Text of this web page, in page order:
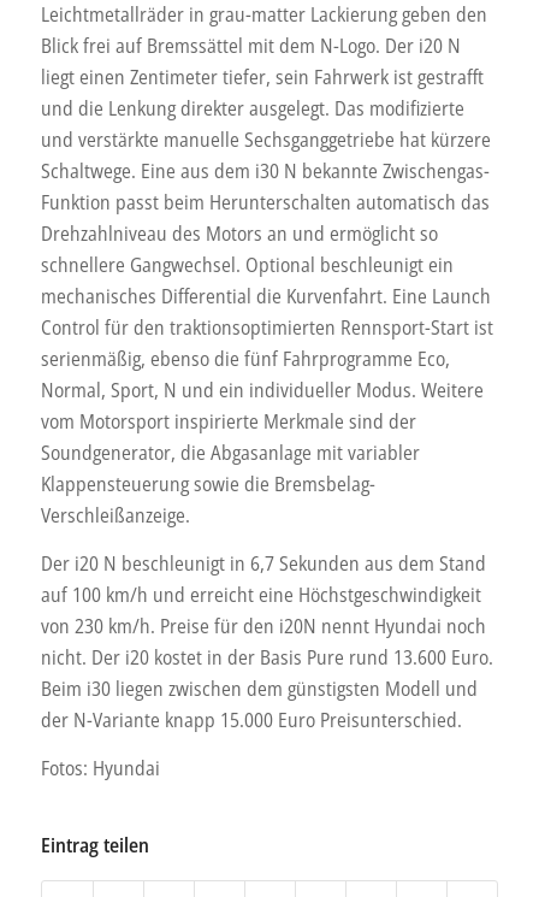
Leichtmetallräder in grau-matter Lackierung geben den
Blick frei auf Bremssättel mit dem N-Logo. Der i20 N
liegt einen Zentimeter tiefer, sein Fahrwerk ist gestrafft
und die Lenkung direkter ausgelegt. Das modifizierte
und verstärkte manuelle Sechsganggetriebe hat kürzere
Schaltwege. Eine aus dem i30 N bekannte Zwischengas-
Funktion passt beim Herunterschalten automatisch das
Drehzahlniveau des Motors an und ermöglicht so
schnellere Gangwechsel. Optional beschleunigt ein
mechanisches Differential die Kurvenfahrt. Eine Launch
Control für den traktionsoptimierten Rennsport-Start ist
serienmäßig, ebenso die fünf Fahrprogramme Eco,
Normal, Sport, N und ein individueller Modus. Weitere
vom Motorsport inspirierte Merkmale sind der
Soundgenerator, die Abgasanlage mit variabler
Klappensteuerung sowie die Bremsbelag-
Verschleißanzeige.
Der i20 N beschleunigt in 6,7 Sekunden aus dem Stand
auf 100 km/h und erreicht eine Höchstgeschwindigkeit
von 230 km/h. Preise für den i20N nennt Hyundai noch
nicht. Der i20 kostet in der Basis Pure rund 13.600 Euro.
Beim i30 liegen zwischen dem günstigsten Modell und
der N-Variante knapp 15.000 Euro Preisunterschied.
Fotos: Hyundai
Eintrag teilen